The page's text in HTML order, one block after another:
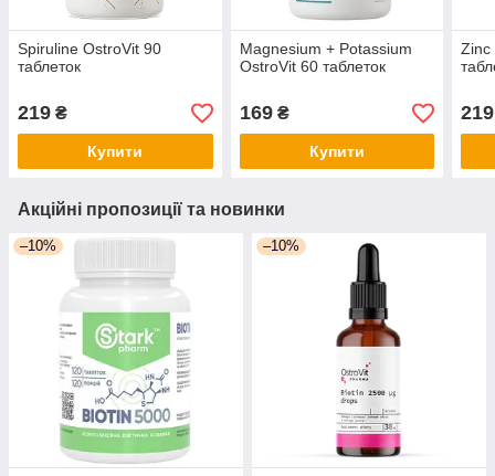
Spiruline OstroVit 90
таблеток
219 ₴
Купити
Magnesium + Potassium
OstroVit 60 таблеток
169₴
Купити
Zinc
219
Акційні пропозиції та новинки
–10% –10%